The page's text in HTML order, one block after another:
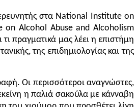
στα National Institute on
Alcohol Abuse and Alcoholism
πραγματικά μας λέει η επιστήμη
της επιδημιολογίας και της
Οι περισσότεροι αναγνώστες,
η παλιά σακούλα με κάνναβη